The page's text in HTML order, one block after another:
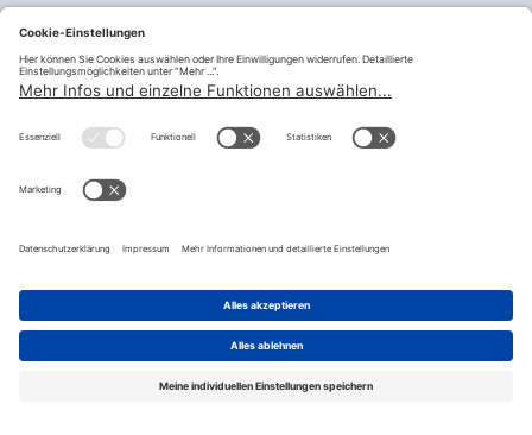
teilen
© Fraktion Sozialdemokratischer Gewerkschafter:innen |
Impressum